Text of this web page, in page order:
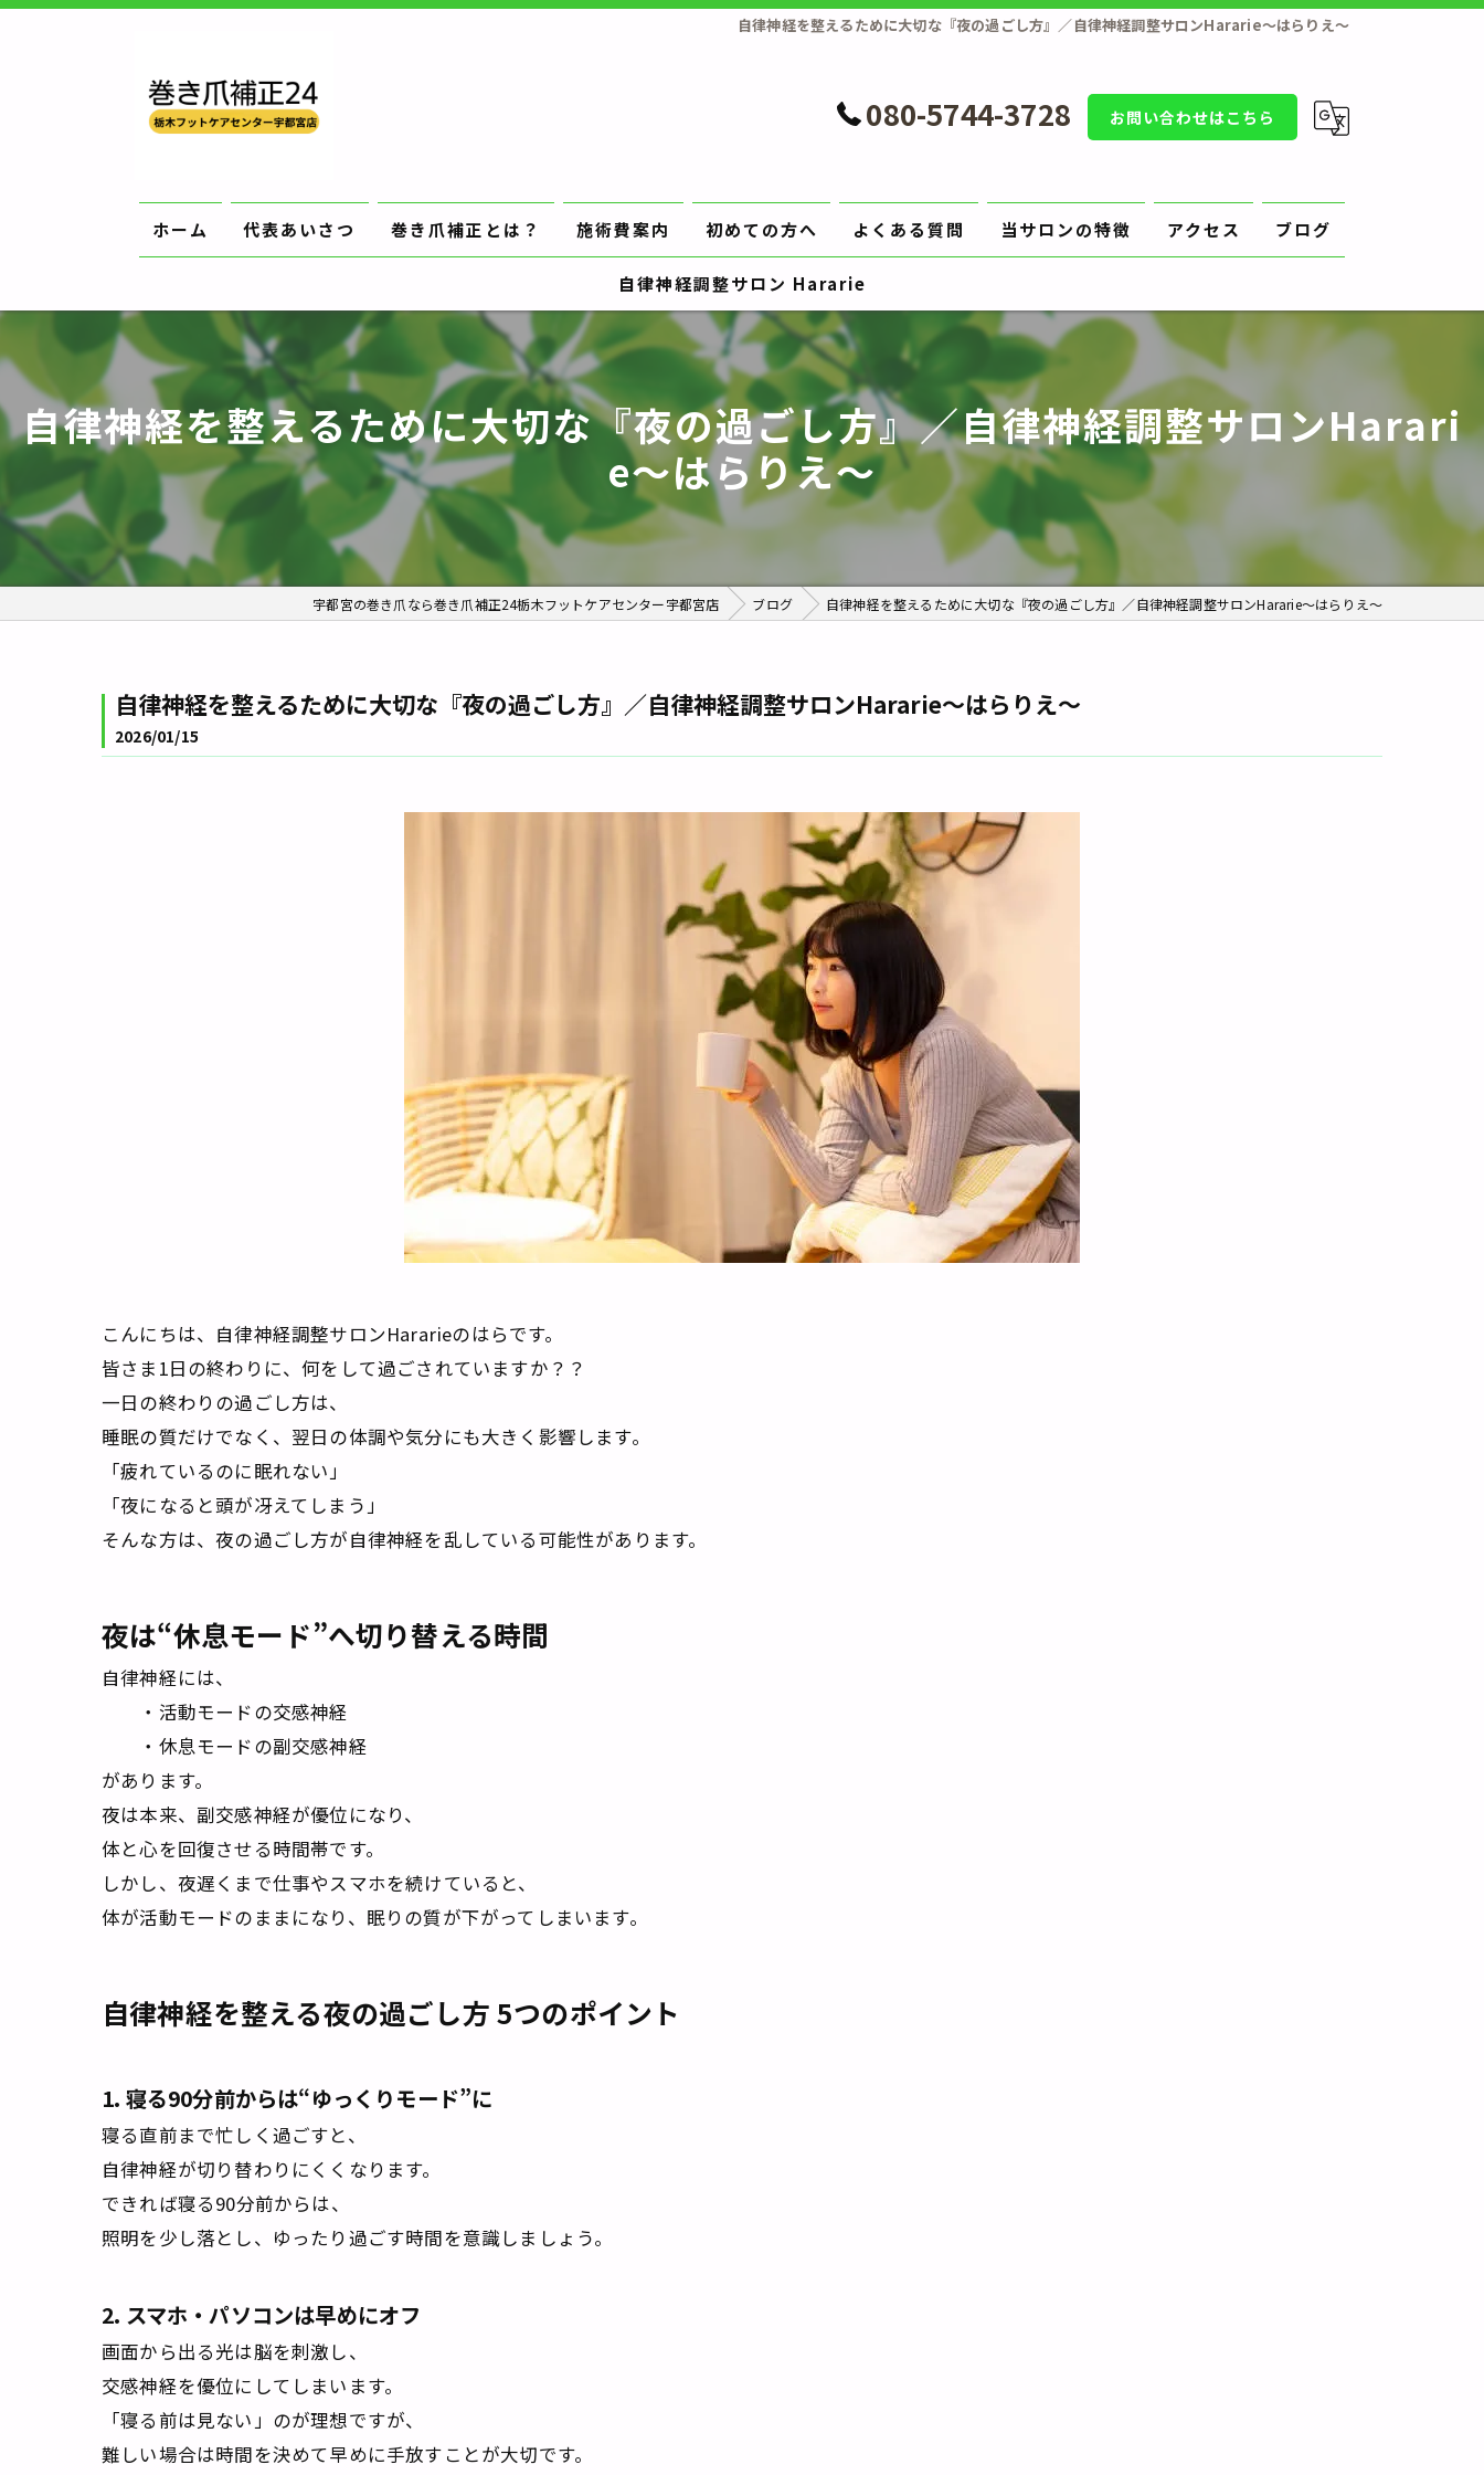
自律神経を整えるために大切な『夜の過ごし方』／自律神経調整サロンHararie〜はらりえ〜
080-5744-3728 お問い合わせはこちら
ホーム 代表あいさつ 巻き爪補正とは？ 施術費案内 初めての方へ よくある質問 当サロンの特徴
原因
切り方
陥入爪
角質ケア
アクセス ブログ
自律神経調整サロン Hararie
自律神経を整えるために大切な『夜の過ごし方』／自律神経調整サロンHarari
e〜はらりえ〜
宇都宮の巻き爪なら巻き爪補正24栃木フットケアセンター宇都宮店 ブログ 自律神経を整えるために大切な『夜の過ごし方』／自律神経調整サロンHararie〜はらりえ〜
自律神経を整えるために大切な『夜の過ごし方』／自律神経調整サロンHararie〜はらりえ〜
2026/01/15
こんにちは、自律神経調整サロンHararieのはらです。
皆さま1日の終わりに、何をして過ごされていますか？？
一日の終わりの過ごし方は、
睡眠の質だけでなく、翌日の体調や気分にも大きく影響します。
「疲れているのに眠れない」
「夜になると頭が冴えてしまう」
そんな方は、夜の過ごし方が自律神経を乱している可能性があります。
夜は“休息モード”へ切り替える時間
自律神経には、
・活動モードの交感神経
・休息モードの副交感神経
があります。
夜は本来、副交感神経が優位になり、
体と心を回復させる時間帯です。
しかし、夜遅くまで仕事やスマホを続けていると、
体が活動モードのままになり、眠りの質が下がってしまいます。
自律神経を整える夜の過ごし方 5つのポイント
1. 寝る90分前からは“ゆっくりモード”に
寝る直前まで忙しく過ごすと、
自律神経が切り替わりにくくなります。
できれば寝る90分前からは、
照明を少し落とし、ゆったり過ごす時間を意識しましょう。
2. スマホ・パソコンは早めにオフ
画面から出る光は脳を刺激し、
交感神経を優位にしてしまいます。
「寝る前は見ない」のが理想ですが、
難しい場合は時間を決めて早めに手放すことが大切です。